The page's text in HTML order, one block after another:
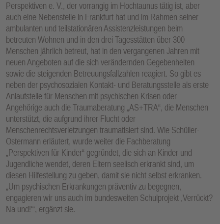
Perspektiven e. V., der vorrangig im Hochtaunus tätig ist, aber
auch eine Nebenstelle in Frankfurt hat und im Rahmen seiner
ambulanten und teilstationären Assistenzleistungen beim
betreuten Wohnen und in den drei Tagesstätten über 300
Menschen jährlich betreut, hat in den vergangenen Jahren mit
neuen Angeboten auf die sich verändernden Gegebenheiten
sowie die steigenden Betreuungsfallzahlen reagiert. So gibt es
neben der psychosozialen Kontakt- und Beratungsstelle als erste
Anlaufstelle für Menschen mit psychischen Krisen oder
Angehörige auch die Traumaberatung „AS+TRA“, die Menschen
unterstützt, die aufgrund ihrer Flucht oder
Menschenrechtsverletzungen traumatisiert sind. Wie Schüller-
Ostermann erläutert, wurde weiter die Fachberatung
„Perspektiven für Kinder“ gegründet, die sich an Kinder und
Jugendliche wendet, deren Eltern seelisch erkrankt sind, um
diesen Hilfestellung zu geben, damit sie nicht selbst erkranken.
„Um psychischen Erkrankungen präventiv zu begegnen,
engagieren wir uns auch im bundesweiten Schulprojekt ,Verrückt?
Na und!‘“, ergänzt sie.